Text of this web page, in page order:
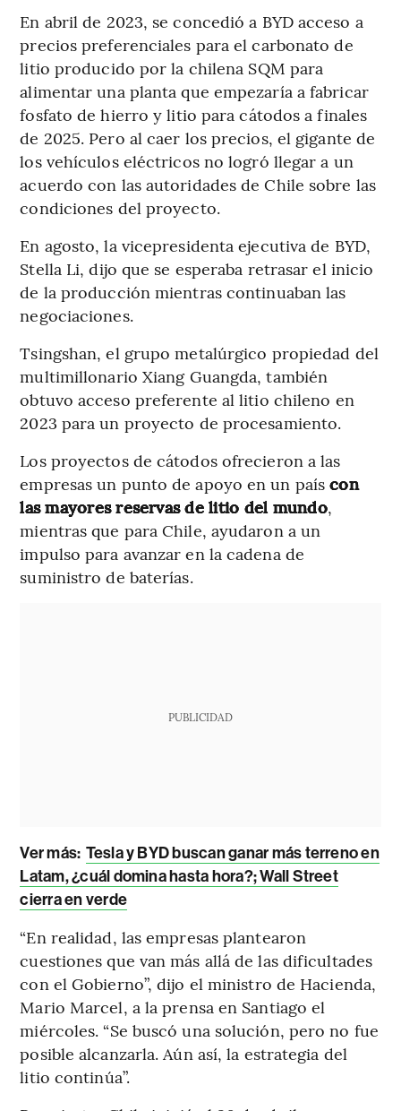
En abril de 2023, se concedió a BYD acceso a
precios preferenciales para el carbonato de
litio producido por la chilena SQM para
alimentar una planta que empezaría a fabricar
fosfato de hierro y litio para cátodos a finales
de 2025. Pero al caer los precios, el gigante de
los vehículos eléctricos no logró llegar a un
acuerdo con las autoridades de Chile sobre las
condiciones del proyecto.
En agosto, la vicepresidenta ejecutiva de BYD,
Stella Li, dijo que se esperaba retrasar el inicio
de la producción mientras continuaban las
negociaciones.
Tsingshan, el grupo metalúrgico propiedad del
multimillonario Xiang Guangda, también
obtuvo acceso preferente al litio chileno en
2023 para un proyecto de procesamiento.
Los proyectos de cátodos ofrecieron a las
empresas un punto de apoyo en un paíscon
las mayores reservas de litio del mundo,
mientras que para Chile, ayudaron a un
impulso para avanzar en la cadena de
suministro de baterías.
PUBLICIDAD
Ver más: Tesla y BYD buscan ganar más terreno en
Latam, ¿cuál domina hasta hora?; Wall Street
cierra en verde
“En realidad, las empresas plantearon
cuestiones que van más allá de las dificultades
con el Gobierno”, dijo el ministro de Hacienda,
Mario Marcel, a la prensa en Santiago el
miércoles. “Se buscó una solución, pero no fue
posible alcanzarla. Aún así, la estrategia del
litio continúa”.